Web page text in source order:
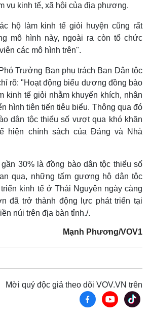
Ô tô - Xe máy
vụ kinh tế, xã hội của địa phương.
hộ làm kinh tế giỏi huyện cũng rất
mô hình này, ngoài ra còn tổ chức
các mô hình trên".
Trưởng Ban phụ trách Ban Dân tộc
rõ: "Hoạt động biểu dương đồng bào
kinh tế giỏi nhằm khuyến khích, nhân
hình tiên tiến tiêu biểu. Thông qua đó
dân tộc thiểu số vượt qua khó khăn
hiện chính sách của Đảng và Nhà
30% là đồng bào dân tộc thiểu số
qua, những tấm gương hộ dân tộc
kinh tế ở Thái Nguyên ngày càng
đã trở thành động lực phát triển tại
núi trên địa bàn tỉnh./.
Mạnh Phương/VOV1
Mời quý độc giả theo dõi VOV.VN trên